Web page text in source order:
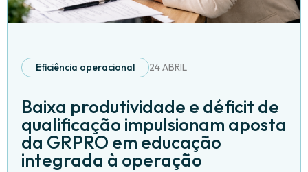
Eficiência operacional 24 ABRIL
Baixa produtividade e déficit de
qualificação impulsionam aposta
da GRPRO em educação
integrada à operação